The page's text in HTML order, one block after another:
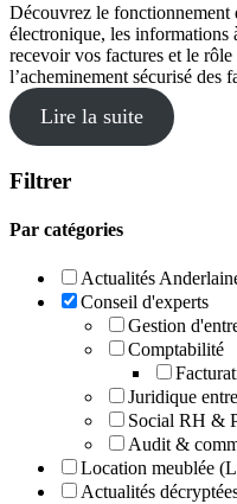
Découvrez le fonctionnement
électronique, les informations
recevoir vos factures et le
l’acheminement sécurisé des
Lire la suite
Filtrer
Par catégories
Actualités
Conseil d'experts
Gestion
Comptabilité
Juridique
Social RH &
Audit &
Location meublée
Actualités